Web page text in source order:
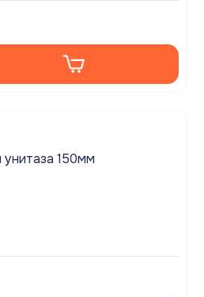
унитаза 150мм